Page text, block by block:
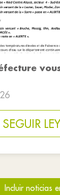
SEGUIR
Incluir noticias